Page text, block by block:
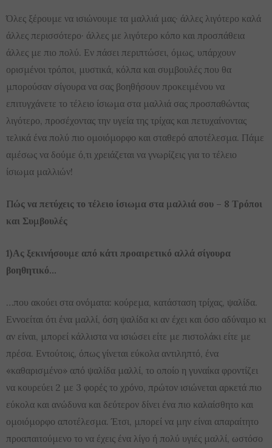
Όλες ξέρουμε να ισιώνουμε τα μαλλιά μας· άλλες λιγότερο καλά
άλλες περισσότερο· άλλες με λιγότερο κόπο και προσπάθεια
άλλες με πιο πολύ. Εν πάσει περιπτώσει, όμως, υπάρχουν
ορισμένοι τρόποι, μυστικά, κόλπα και συμβουλές που θα
μπορούσαν σίγουρα να σας βοηθήσουν προκειμένου να
επιτυγχάνετε το τέλειο ίσιωμα στα μαλλιά σας προσπαθώντας
λιγότερο, προσέχοντας την υγεία της τρίχας και πετυχαίνοντας
τελικά ένα πολύ πιο ομοιόμορφο και σταθερό αποτέλεσμα. Πάμε
αμέσως να δούμε ό,τι χρειάζεται να γνωρίζεις για το τέλειο
ίσιωμα μαλλιών!
Πώς να πετύχεις το τέλειο ίσιωμα στα μαλλιά σου – 8 Τρόποι
και Συμβουλές
1)Ας ξεκινήσουμε από κάτι προαιρετικό αλλά σίγουρα
βοηθητικό…
…που ακούει στα ονόματα: κούρεμα, κατάσταση τρίχας, ψαλίδα.
Εννοείται ότι ένα μαλλί, όση ψαλίδα κι αν έχει και όσο αδύναμο κι
αν είναι, μπορεί κάλλιστα να ισιώσει είτε με πιστολάκι είτε με
πρέσα. Εντούτοις, όπως γίνεται εύκολα αντιληπτό, ένα
«καθαρισμένο» από ψαλίδα μαλλί, το οποίο η γυναίκα φροντίζει
να κουρεύει 2 με 3 φορές το χρόνο, πρώτον ισιώνεται αρκετά πιο
εύκολα και ανώδυνα και δεύτερον δίνει ένα πιο καλαίσθητο και
ομοιόμορφο αποτέλεσμα. Έτσι, μπορεί να μην είναι απαραίτητο
προαπαιτούμενο το να έχεις ένα λίγο ή πολύ υγιές μαλλί, ωστόσο